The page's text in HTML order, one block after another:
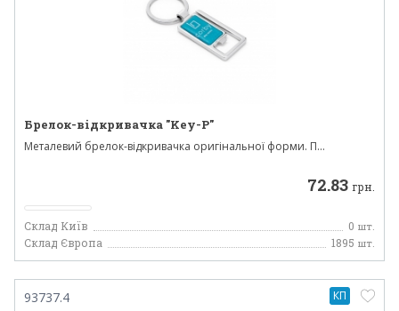
Брелок-відкривачка "Key-P"
Металевий брелок-відкривачка оригінальної форми. П...
72.83 грн.
Склад Київ 0 шт.
Склад Європа 1895 шт.
93737.4 КП